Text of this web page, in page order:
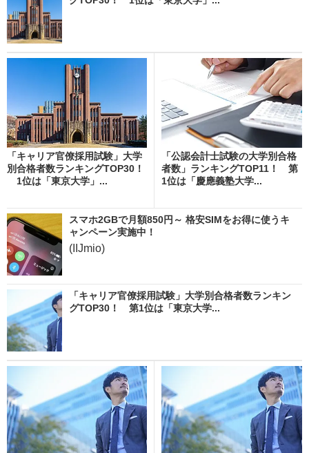
「キャリア官僚採用試験」大学
別合格者数ランキングTOP30！
1位は「東京大学」...
「公認会計士試験の大学別合格
者数」ランキングTOP11！ 第
1位は「慶應義塾大学...
スマホ2GBで月額850円～ 格安SIMをお得に使うキ
ャンペーン実施中！
(IIJmio)
「キャリア官僚採用試験」大学別合格者数ランキン
グTOP30！ 第1位は「東京大学...